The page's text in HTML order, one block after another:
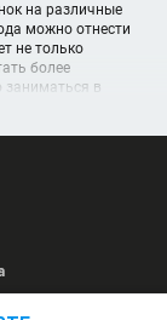
на различные
можно отнести
не только
более
в
в Санкт-
свои
секцию. Для вас
на лыжах,